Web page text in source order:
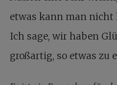
etwas kann man nicht
Ich sage, wir haben
großartig, so etwas zu